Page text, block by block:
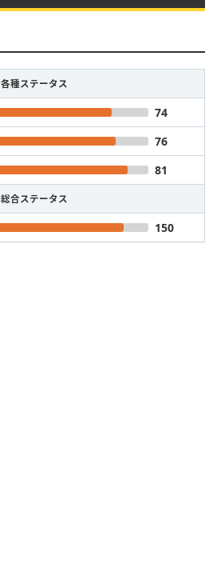
各種ステータス
74
76
81
総合ステータス
150